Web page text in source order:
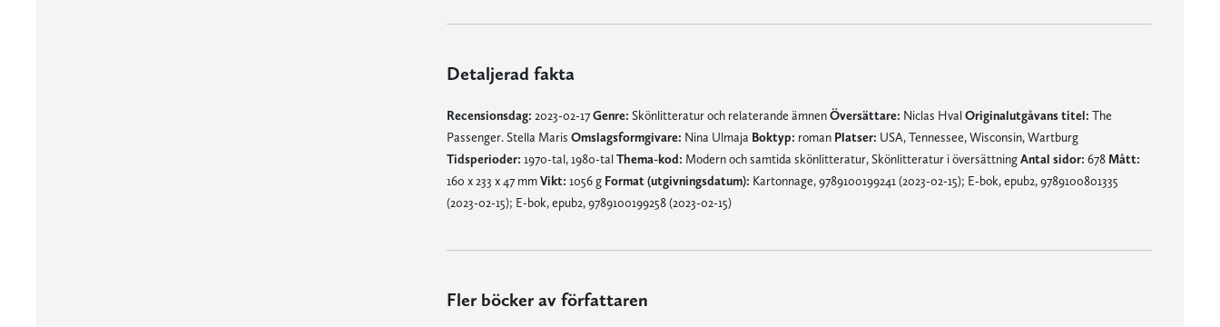
Detaljerad fakta
Recensionsdag: 2023-02-17Genre: Skönlitteratur och relaterande ämnenÖversättare: Niclas HvalOriginalutgåvans titel: The
Passenger. Stella Maris Omslagsformgivare: Nina Ulmaja Boktyp: roman Platser: USA, Tennessee, Wisconsin, Wartburg
Tidsperioder: 1970-tal, 1980-talThema-kod: Modern och samtida skönlitteratur, Skönlitteratur i översättningAntal sidor: 678 Mått:
160 x 233 x 47 mmVikt: 1056 g Format (utgivningsdatum): Kartonnage, 9789100199241 (2023-02-15); E-bok, epub2, 9789100801335
(2023-02-15); E-bok, epub2, 9789100199258 (2023-02-15)
Fler böcker av författaren